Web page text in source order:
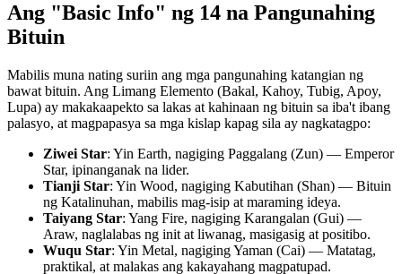
Ang "Basic Info" ng 14 na Pangunahing
Bituin
Mabilis muna nating suriin ang mga pangunahing katangian ng
bawat bituin. Ang Limang Elemento (Bakal, Kahoy, Tubig, Apoy,
Lupa) ay makakaapekto sa lakas at kahinaan ng bituin sa iba't ibang
palasyo, at magpapasya sa mga kislap kapag sila ay nagkatagpo:
Ziwei Star: Yin Earth, nagiging Paggalang (Zun) — Emperor
Star, ipinanganak na lider.
Tianji Star: Yin Wood, nagiging Kabutihan (Shan) — Bituin
ng Katalinuhan, mabilis mag-isip at maraming ideya.
Taiyang Star: Yang Fire, nagiging Karangalan (Gui) —
Araw, naglalabas ng init at liwanag, masigasig at positibo.
Wuqu Star: Yin Metal, nagiging Yaman (Cai) — Matatag,
praktikal, at malakas ang kakayahang magpatupad.